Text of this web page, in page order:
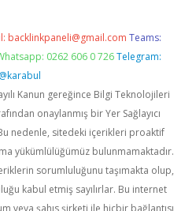
backlinkpaneli@gmail.com Teams:
0262 606 0 726 Telegram:
@karabul
Kanun gereğince Bilgi Teknolojileri
onaylanmış bir Yer Sağlayıcı
nedenle, sitedeki içerikleri proaktif
yükümlülüğümüz bulunmamaktadır.
sorumluluğunu taşımakta olup,
kabul etmiş sayılırlar. Bu internet
veya şahıs şirketi ile hiçbir bağlantısı